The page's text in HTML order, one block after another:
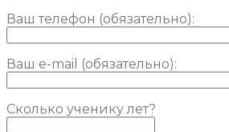
Ваш телефон (обязательно):
Ваш e-mail (обязательно):
Сколько ученику лет?